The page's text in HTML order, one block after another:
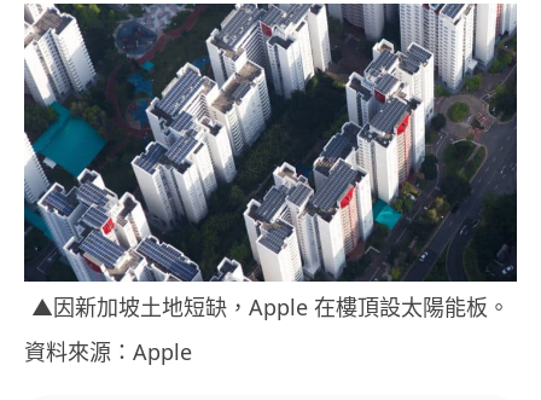
▲因新加坡土地短缺，Apple 在樓頂設太陽能板。
資料來源：Apple